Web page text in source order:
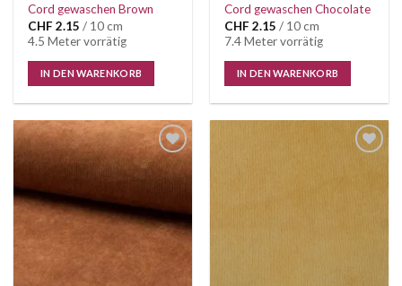
Cord gewaschen Brown
CHF 2.15 / 10 cm
4.5 Meter vorrätig
IN DEN WARENKORB
Cord gewaschen Chocolate
CHF 2.15 / 10 cm
7.4 Meter vorrätig
IN DEN WARENKORB